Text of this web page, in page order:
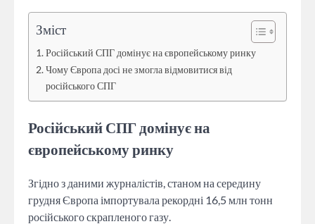
Зміст
Російський СПГ домінує на європейському ринку
Чому Європа досі не змогла відмовитися від
російського СПГ
Російський СПГ домінує на
європейському ринку
Згідно з даними журналістів, станом на середину
грудня Європа імпортувала рекордні 16,5 млн тонн
російського скрапленого газу.